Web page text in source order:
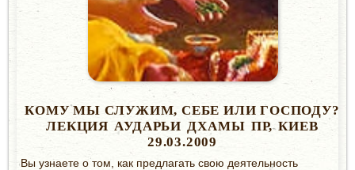
КОМУ МЫ СЛУЖИМ, СЕБЕ ИЛИ ГОСПОДУ?
ЛЕКЦИЯ АУДАРЬИ ДХАМЫ ПР, КИЕВ
29.03.2009
Вы узнаете о том, как предлагать свою деятельность